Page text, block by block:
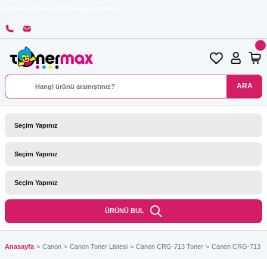
ARA
ÜRÜNÜ BUL
Anasayfa Canon Canon Toner Listesi Canon CRG-713 Toner Canon CRG-713 /